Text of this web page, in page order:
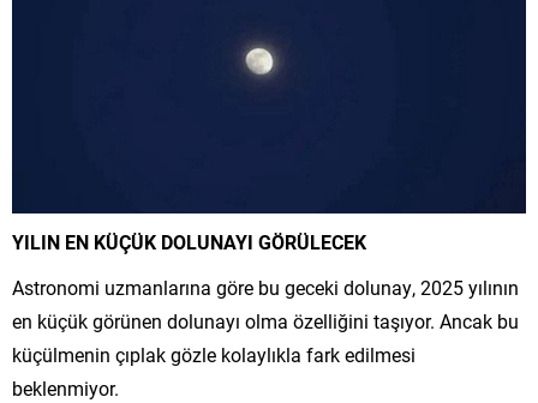
YILIN EN KÜÇÜK DOLUNAYI GÖRÜLECEK
Astronomi uzmanlarına göre bu geceki dolunay, 2025 yılının
en küçük görünen dolunayı olma özelliğini taşıyor. Ancak bu
küçülmenin çıplak gözle kolaylıkla fark edilmesi
beklenmiyor.